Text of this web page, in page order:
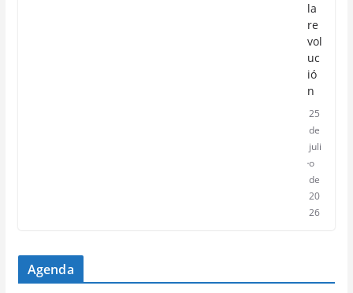
la
re
vol
uc
ió
n
25
de
juli
o
de
20
26
Agenda